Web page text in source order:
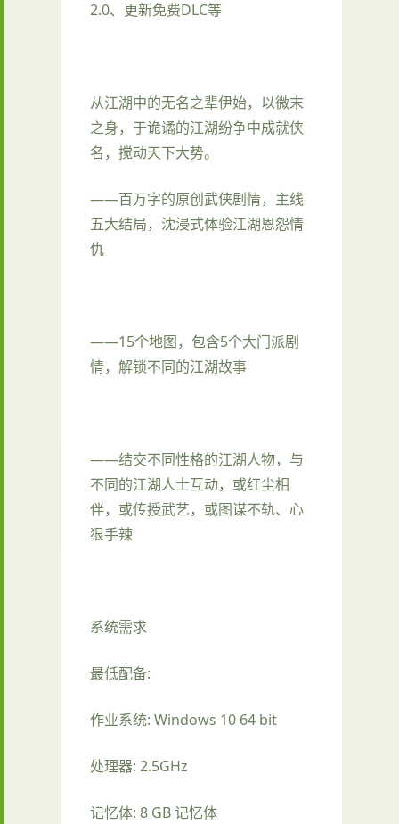
2.0、更新免费DLC等
从江湖中的无名之辈伊始，以微末
之身，于诡谲的江湖纷争中成就侠
名，搅动天下大势。
——百万字的原创武侠剧情，主线
五大结局，沈浸式体验江湖恩怨情
仇
——15个地图，包含5个大门派剧
情，解锁不同的江湖故事
——结交不同性格的江湖人物，与
不同的江湖人士互动，或红尘相
伴，或传授武艺，或图谋不轨、心
狠手辣
系统需求
最低配备:
作业系统: Windows 10 64 bit
处理器: 2.5GHz
记忆体: 8 GB 记忆体